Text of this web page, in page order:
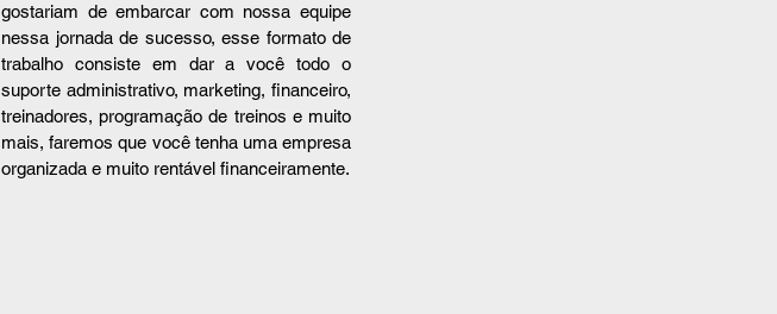
gostariam de embarcar com nossa equipe
nessa jornada de sucesso, esse formato de
trabalho consiste em dar a você todo o
suporte administrativo, marketing, financeiro,
treinadores, programação de treinos e muito
mais, faremos que você tenha uma empresa
organizada e muito rentável financeiramente.